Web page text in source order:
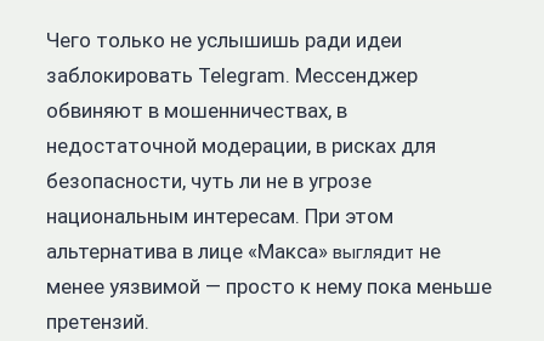
Чего только не услышишь ради идеи
заблокировать Telegram. Мессенджер
обвиняют в мошенничествах, в
недостаточной модерации, в рисках для
безопасности, чуть ли не в угрозе
национальным интересам. При этом
альтернатива в лице «Макса» выглядит не
менее уязвимой — просто к нему пока меньше
претензий.